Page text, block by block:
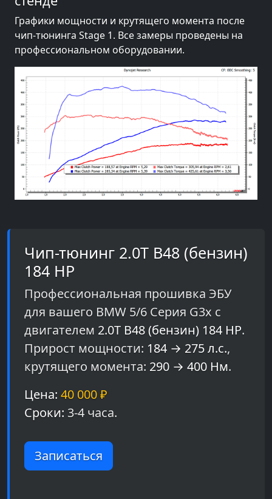
Графики мощности и крутящего момента после
чип-тюнинга Stage 1. Все замеры проведены на
профессиональном оборудовании.
Чип-тюнинг 2.0T B48 (бензин)
184 HP
Профессиональная прошивка ЭБУ
для вашего BMW 5/6 Серия G3x с
двигателем 2.0T B48 (бензин) 184 HP.
Прирост мощности: 184 → 275 л.с.,
крутящего момента: 290 → 400 Нм.
Цена: 40 000 ₽
Сроки: 3-4 часа.
Записаться